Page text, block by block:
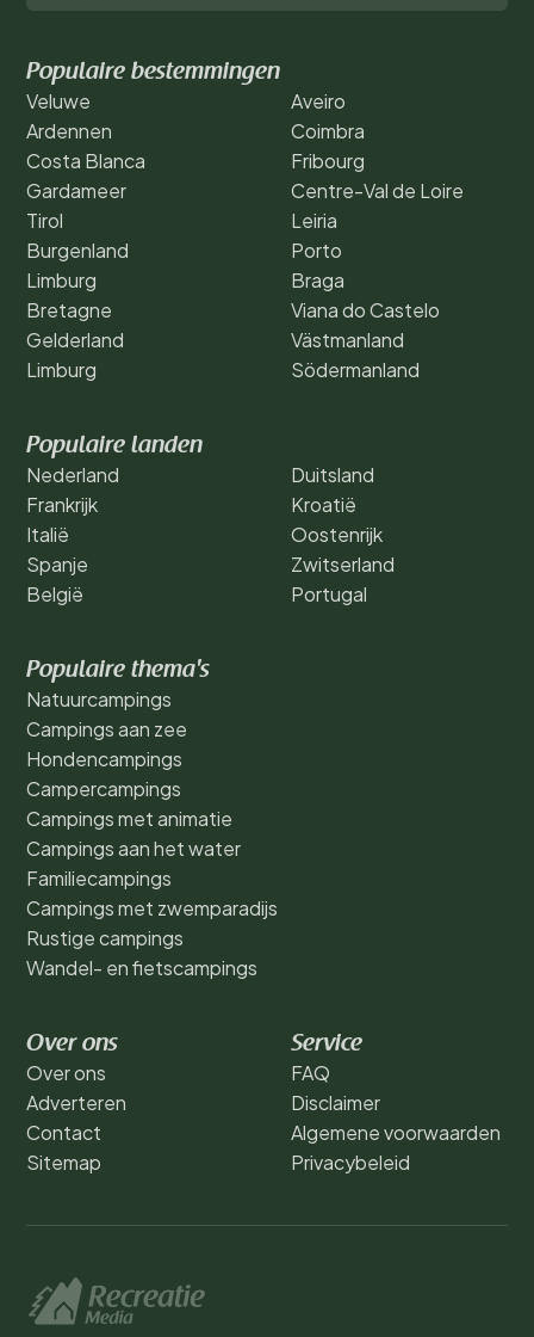
Populaire bestemmingen
Veluwe
Ardennen
Costa Blanca
Gardameer
Tirol
Burgenland
Limburg
Bretagne
Gelderland
Limburg
Aveiro
Coimbra
Fribourg
Centre-Val de Loire
Leiria
Porto
Braga
Viana do Castelo
Västmanland
Södermanland
Populaire landen
Nederland
Frankrijk
Italië
Spanje
België
Duitsland
Kroatië
Oostenrijk
Zwitserland
Portugal
Populaire thema's
Natuurcampings
Campings aan zee
Hondencampings
Campercampings
Campings met animatie
Campings aan het water
Familiecampings
Campings met zwemparadijs
Rustige campings
Wandel- en fietscampings
Over ons
Over ons
Adverteren
Contact
Sitemap
Service
FAQ
Disclaimer
Algemene voorwaarden
Privacybeleid